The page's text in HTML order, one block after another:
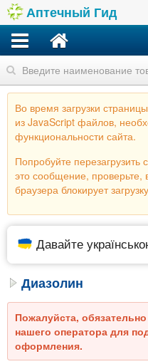
Аптечный Гид
Найти
Во время загрузки
из JavaScript файлов,
функциональности сайта.
Попробуйте перезагрузить
это сообщение, проверьте,
браузера блокирует
Давайте
Диазолин
Пожалуйста,
нашего оператора для
оформления.